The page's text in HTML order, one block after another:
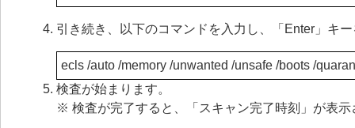
引き続き、以下のコマンドを入力し、「Enter」キ
ecls /auto /memory /unwanted /unsafe /boots /
検査が始まります。
※ 検査が完了すると、「スキャン完了時刻」が表示